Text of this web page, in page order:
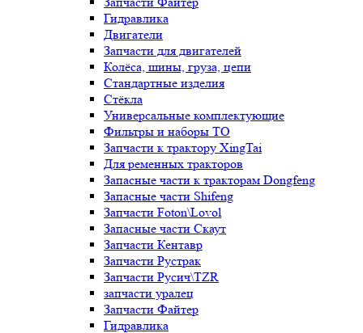
Гидравлика
Двигатели
Запчасти для двигателей
Колёса, шины, груза, цепи
Стандартные изделия
Стёкла
Универсальные комплектующие
Фильтры и наборы ТО
Запчасти к трактору XingTai
Для ременных тракторов
Запасные части к тракторам Dongfeng
Запасные части Shifeng
Запчасти Foton\Lovol
Запасные части Скаут
Запчасти Кентавр
Запчасти Рустрак
Запчасти Русич\TZR
запчасти уралец
Запчасти Файтер
Гидравлика